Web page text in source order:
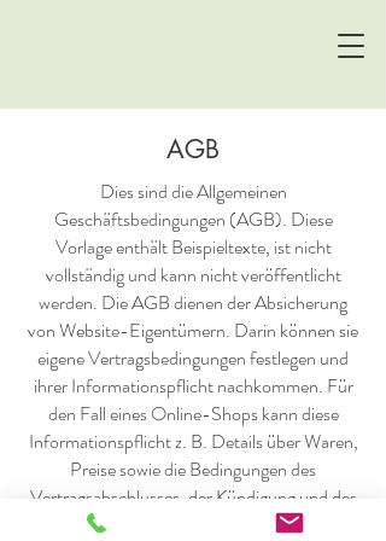
AGB
Dies sind die Allgemeinen
Geschäftsbedingungen (AGB). Diese
Vorlage enthält Beispieltexte, ist nicht
vollständig und kann nicht veröffentlicht
werden. Die AGB dienen der Absicherung
von Website-Eigentümern. Darin können sie
eigene Vertragsbedingungen festlegen und
ihrer Informationspflicht nachkommen. Für
den Fall eines Online-Shops kann diese
Informationspflicht z. B. Details über Waren,
Preise sowie die Bedingungen des
Vertragsabschlusses, der Kündigung und des
Widerrufs umfassen. Die AGB müssen